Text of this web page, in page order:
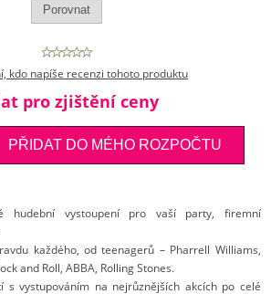
kdo napíše recenzi tohoto produktu
pro zjištění ceny
hudební vystoupení pro vaší party, firemní
každého, od teenagerů – Pharrell Williams,
and Roll, ABBA, Rolling Stones.
s vystupováním na nejrůznějších akcích po celé